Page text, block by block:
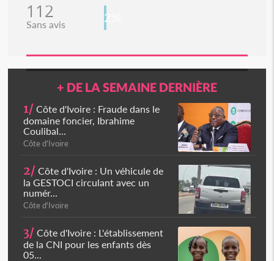
112
Sans avis 2%
+ DE LA SEMAINE DERNIÈRE
1/ Côte d'Ivoire : Fraude dans le
domaine foncier, Ibrahime
Coulibal...
Côte d'Ivoire
2/ Côte d'Ivoire : Un véhicule de
la GESTOCI circulant avec un
numér...
Côte d'Ivoire
3/ Côte d'Ivoire : L'établissement
de la CNI pour les enfants dès
05...